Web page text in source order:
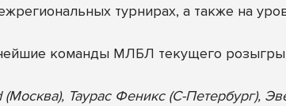
турнирах, а также на
команды МЛБЛ текущего
Таурас Феникс (С-Петербург),